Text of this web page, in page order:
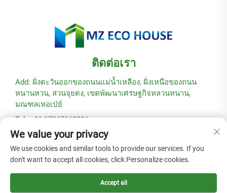
ติดต่อเรา
Add: ฝั่งตะวันออกของถนนแม่น้ำเหลือง, ฝั่งเหนือของถนน
หนานหวน, สวนจุยตง, เขตพัฒนาเศรษฐกิจหลวนหนาน,
มณฑลเหอเป่ย์
Tel: +86-17367662336
อีเมล:[email protected]
Technology Co., Ltd. -นโยบายความเป็นส่วนตัว
We value your privacy
We use cookies and similar tools to provide our services. If you
don't want to accept all cookies, click Personalize cookies.
Accept all